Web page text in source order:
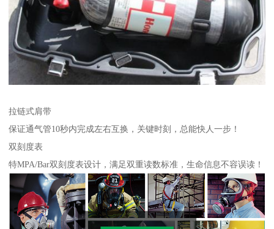
拉链式肩带
保证通气管10秒内完成左右互换，关键时刻，总能快人一步！
双刻度表
特MPA/Bar双刻度表设计，满足双重读数标准，生命信息不容误读！